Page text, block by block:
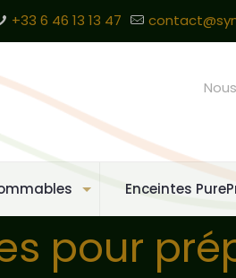
+33 6 46 13 13 47
Enceintes
pour